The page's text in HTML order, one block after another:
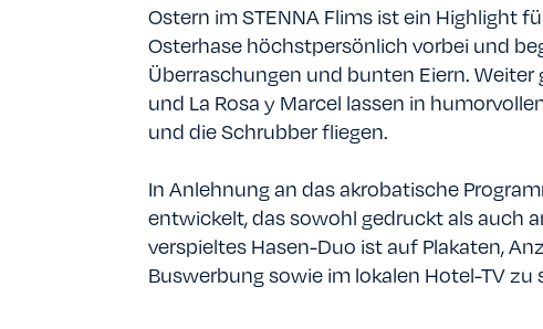
Ostern im STENNA Flims ist ein Highlight
Osterhase höchstpersönlich vorbei und
Überraschungen und bunten Eiern.
und La Rosa y Marcel lassen in
und die Schrubber fliegen.
In Anlehnung an das akrobatische
entwickelt, das sowohl gedruckt als auch
verspieltes Hasen-Duo ist auf Plakaten,
Buswerbung sowie im lokalen Hotel-TV zu